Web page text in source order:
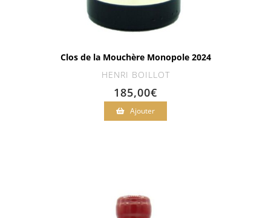
Clos de la Mouchère Monopole 2024
HENRI BOILLOT
185,00€
Ajouter